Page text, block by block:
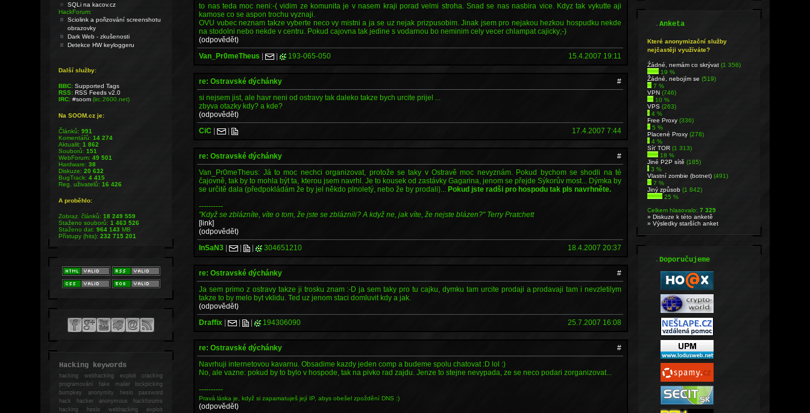
to nas teda moc neni:-( vidim ze komunita je v nasem kraji porad velmi stroha. Snad se nas nasbira vice. Kdyz tak vykutte aji
kamose co se aspon trochu vyznaji.
OVU vubec neznam takze vyberte neco vy mistni a ja se uz nejak prizpusobim. Jinak jsem pro nejakou hezkou hospudku nekde
na stodolni nebo nekde v centru. Pokud cajovna tak jedine s vodarnou bo neminim cely vecer chlampat cajicky;-)
(odpovědět)
Van_Pr0meTheus | | 193-065-050 15.4.2007 19:11
re: Ostravské dýchánky
#
si nejsem jist, ale havr neni od ostravy tak daleko takze bych urcite prijel ...
zbyva otazky kdy? a kde?
(odpovědět)
CiC | | 17.4.2007 7:44
re: Ostravské dýchánky
#
Van_Pr0meTheus: Já to moc nechci organizovat, protože se taky v Ostravě moc nevyznám. Pokud bychom se shodli na té
čajovně, tak by to mohla být ta, kterou jsem navrhl. Je to kousek od zastávky Gagarina, jenom se přejde Sýkorův most... Dýmka by
se určitě dala (předpokládám že by jel někdo plnoletý, nebo že by prodali)...Pokud jste radši pro hospodu tak pls navrhněte.
----------
"Když se zblázníte, víte o tom, že jste se zbláznili? A když ne, jak víte, že nejste blázen?" Terry Pratchett
[link]
(odpovědět)
InSaN3 | | | 304651210 18.4.2007 20:37
re: Ostravské dýchánky
#
Ja sem primo z ostravy takze ji trosku znam :-D ja sem taky pro tu cajku, dymku tam urcite prodaji a prodavaji tam i nevzletilym
takze to by melo byt vklidu. Ted uz jenom staci domluvit kdy a jak.
(odpovědět)
Draffix | | | 194306090 25.7.2007 16:08
re: Ostravské dýchánky
#
Navrhuji internetovou kavarnu. Obsadime kazdy jeden comp a budeme spolu chatovat :D lol :)
No, ale vazne: pokud by to bylo v hospode, tak na pivko rad zajdu. Jenze to stejne nevypada, ze se neco podari zorganizovat...
----------
Pravá láska je, když si zapamatuješ její IP, abys obešel zpoždění DNS :)
(odpovědět)
SQLi na kacov.cz
HackForum:
Sciolink a pořizování screenshotu
obrazovky
Dark Web - zkušenosti
Detekce HW keyloggeru
Další služby:
BBC: Supported Tags
RSS: RSS Feeds v2.0
IRC: #soom(irc.2600.net)
Na SOOM.cz je:
Článků:991
Komentářů:14 274
Aktualit:1 862
Souborů:151
WebForum:49 501
Hardware:38
Diskuze:20 632
BugTrack:4 415
Reg. uživatelů:16 426
A proběhlo:
Zobraz. článků:18 249 559
Staženo souborů:1 463 526
Staženo dat:964 143MB
Přístupy (hits):232 715 201
Hacking keywords
hackingwebhacking exploit cracking
programování fake mailer lockpicking
bumpkey anonymity heslo password
hackhacker anonymous hackforums
hackingheslo webhacking exploit
.Anketa
Které anonymizační služby
nejčastěji využíváte?
Źádné, nemám co skrývat(1 356)
19 %
Žádné, nebojím se(519)
7 %
VPN(746)
10 %
VPS(263)
4 %
Free Proxy(336)
5 %
Placené Proxy(278)
4 %
Síť TOR(1 313)
18 %
Jiné P2P sítě(185)
3 %
Vlastní zombie (botnet)(491)
7 %
Jiný způsob(1 842)
25 %
Celkem hlasovalo:7 329
» Diskuze k této anketě
» Výsledky starších anket
.Doporučujeme